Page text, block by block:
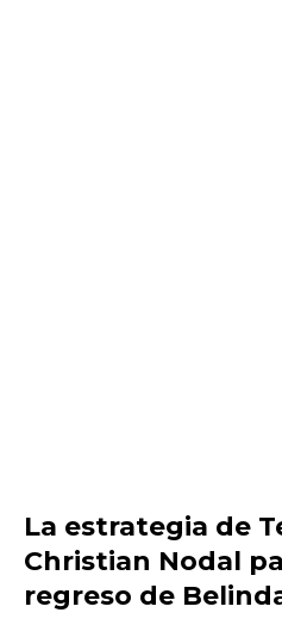
La estrategia de
Christian Nodal
regreso de